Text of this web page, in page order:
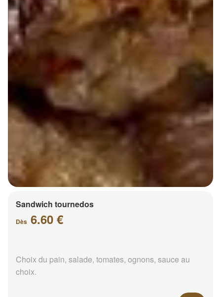
Sandwich tournedos
Dès 6.60 €
Choix du pain, salade, tomates, ognons, sauce au
choix.